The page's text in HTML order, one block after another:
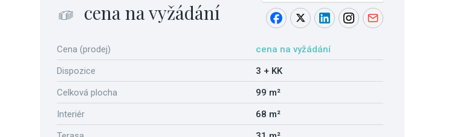
cena na vyžádání
Cena (prodej)
cena na vyžádání
Dispozice
3 + KK
Celková plocha
99 m²
Interiér
68 m²